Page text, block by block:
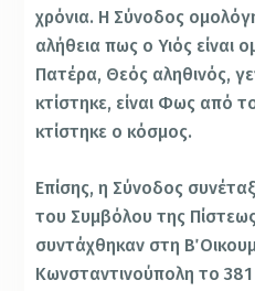
χρόνια. Η Σύνοδος
αλήθεια πως ο Υιός είναι
Πατέρα, Θεός αληθινός,
κτίστηκε, είναι Φως από
κτίστηκε ο κόσμος.
Επίσης, η Σύνοδος
του Συμβόλου της
συντάχθηκαν στη Β΄
Κωνσταντινούπολη το